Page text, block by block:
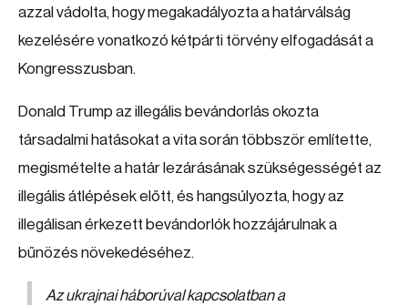
azzal vádolta, hogy megakadályozta a határválság
kezelésére vonatkozó kétpárti törvény elfogadását a
Kongresszusban.
Donald Trump az illegális bevándorlás okozta
társadalmi hatásokat a vita során többször említette,
megismételte a határ lezárásának szükségességét az
illegális átlépések előtt, és hangsúlyozta, hogy az
illegálisan érkezett bevándorlók hozzájárulnak a
bűnözés növekedéséhez.
Az ukrajnai háborúval kapcsolatban a